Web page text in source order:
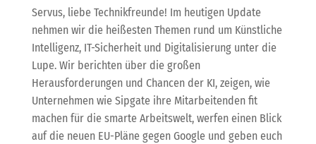
Servus, liebe Technikfreunde! Im heutigen Update
nehmen wir die heißesten Themen rund um Künstliche
Intelligenz, IT-Sicherheit und Digitalisierung unter die
Lupe. Wir berichten über die großen
Herausforderungen und Chancen der KI, zeigen, wie
Unternehmen wie Sipgate ihre Mitarbeitenden fit
machen für die smarte Arbeitswelt, werfen einen Blick
auf die neuen EU-Pläne gegen Google und geben euch